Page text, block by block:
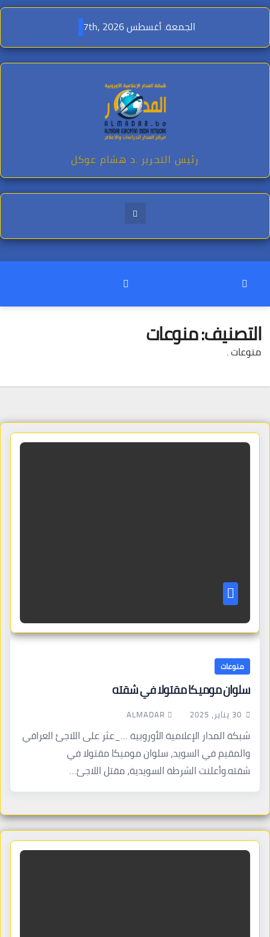
Skip
content
الجمعة. أغسطس 7th, 2026
رئيس التحرير .د هشام عوكل
التصنيف:منوعات
منوعات .
منوعات
سلوان موميكا مقتولا في شقته
30 يناير، 2025 ALMADAR
شبكة المدار الإعلامية الأوروبية …_عثر على اللاجئ العراقي
والمقيم في السويد، سلوان موميكا مقتولا في
شقته.وأعلنت الشرطة السويدية، مقتل اللاجئ…